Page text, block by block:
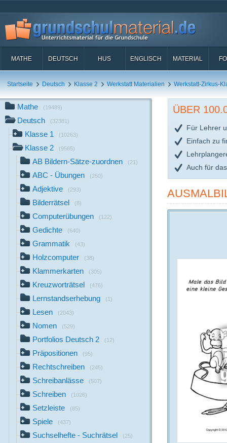
MATHE DEUTSCH HUS ENGLISCH MATERIAL
Startseite Deutsch Klasse 2 Werkstatt Materialien Werkstatt-Zirkus-
Mathe (19489)
Deutsch (32381)
Klasse 1 (10263)
Klasse 2 (9565)
AB Bildern-Sätze-zuordnen (21)
ABC - Übungen (250)
Adjektive (293)
Bilderrätsel (8)
Computerübungen (122)
Gedichte (640)
Grammatik (43)
Holzcomputer (38)
Klammerkarten (305)
Kreuzworträtsel (476)
Lernstandserhebung (1)
Lesen (2043)
Nomen (529)
Portfolios Deutsch 2 (12)
Präpositionen (95)
Rechtschreiben (245)
Schreibanlässe (507)
Schreiben (1026)
Setzleiste (85)
Spiele (437)
Suchselhefte - Suchrätsel (25)
ÜBER
Für Lehrer
Einfach zu
Auch für